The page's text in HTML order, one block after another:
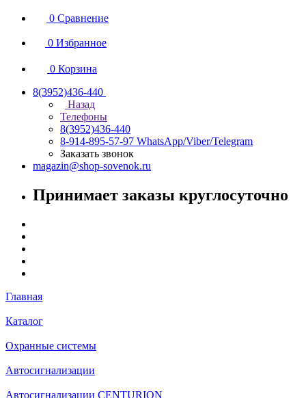
0 Сравнение
0 Избранное
0 Корзина
8(3952)436-440
Назад
Телефоны
8(3952)436-440
8-914-895-57-97 WhatsApp/Viber/Telegram
Заказать звонок
magazin@shop-sovenok.ru
Принимает заказы круглосуточно
Главная
Каталог
Охранные системы
Автосигнализации
Автосигнализации CENTURION